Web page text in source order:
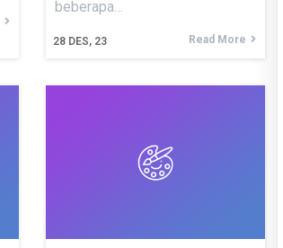
28 DES, 23
beberapa…
Read More